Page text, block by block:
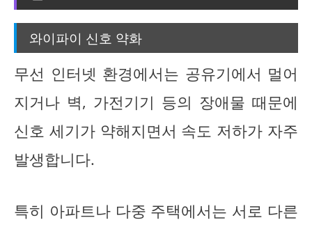
와이파이 신호 약화
무선 인터넷 환경에서는 공유기에서 멀어
지거나 벽, 가전기기 등의 장애물 때문에
신호 세기가 약해지면서 속도 저하가 자주
발생합니다.
특히 아파트나 다중 주택에서는 서로 다른